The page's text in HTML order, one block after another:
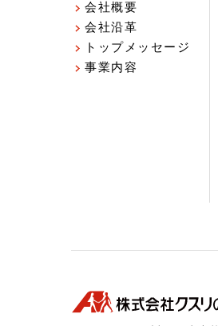
会社概要
会社沿革
トップメッセージ
事業内容